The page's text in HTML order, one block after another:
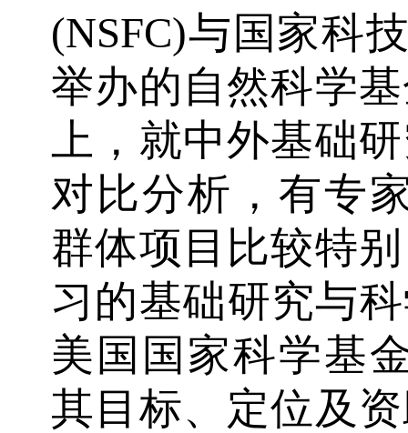
(NSFC)与国家科
举办的自然科学
上，就中外基础
对比分析，有专
群体项目比较特
习的基础研究与
美国国家科学基
其目标、定位及